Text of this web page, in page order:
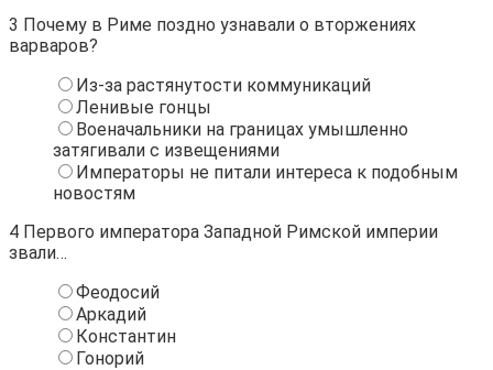
3 Почему в Риме поздно узнавали о вторжениях
варваров?
Из-за растянутости коммуникаций
Ленивые гонцы
Военачальники на границах умышленно
затягивали с извещениями
Императоры не питали интереса к подобным
новостям
4 Первого императора Западной Римской империи
звали…
Феодосий
Аркадий
Константин
Гонорий